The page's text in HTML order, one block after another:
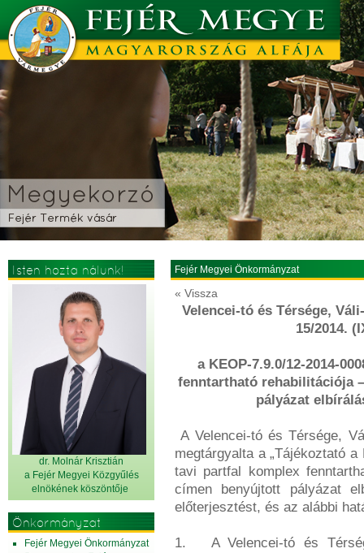
Isten hozta nálunk!
dr. Molnár Krisztián
a Fejér Megyei Közgyűlés
elnökének köszöntője
Önkormányzat
Fejér Megyei Önkormányzat
Fejér Megyei Önkormányzat
« Vissza
Velencei-tó és Térsége,
15/2014.
a KEOP-7.9.0/12-2014-
fenntartható rehabilitációja
pályázat
A Velencei-tó és Térsége,
megtárgyalta a „Tájékoztató a
tavi partfal komplex
címen benyújtott pályázat
előterjesztést, és az alábbi
1. A Velencei-tó és